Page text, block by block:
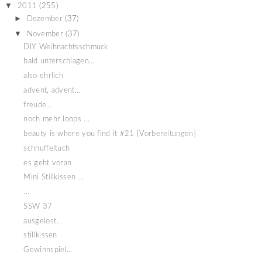
▼ 2011 (255)
► Dezember (37)
▼ November (37)
DIY Weihnachtsschmuck
bald unterschlagen...
also ehrlich
advent, advent...
freude...
noch mehr loops ...
beauty is where you find it #21 {Vorbereitungen}
schnuffeltuch
es geht voran
Mini Stillkissen ...
...
SSW 37
ausgelost...
stillkissen
Gewinnspiel...